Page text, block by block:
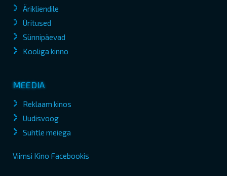
Ärikliendile
Üritused
Sünnipäevad
Kooliga kinno
MEEDIA
Reklaam kinos
Uudisvoog
Suhtle meiega
Viimsi Kino Facebookis